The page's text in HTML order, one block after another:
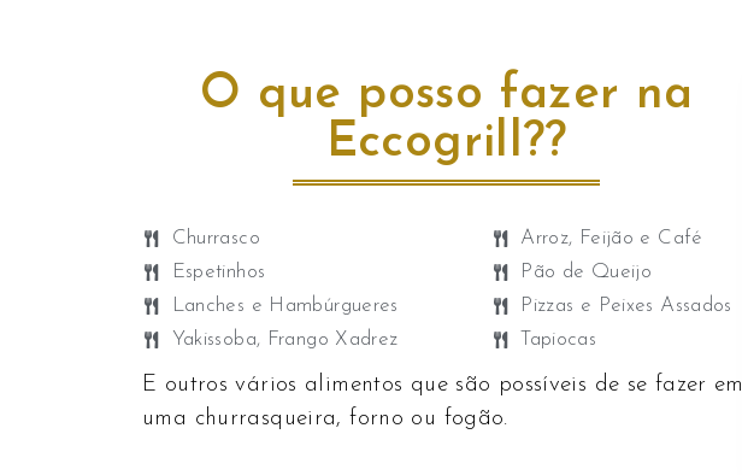
O que posso fazer na
Eccogrill??
Churrasco
Espetinhos
Lanches e Hambúrgueres
Yakissoba, Frango Xadrez ​
Arroz, Feijão e Café
Pão de Queijo
Pizzas e Peixes Assados
Tapiocas
E outros vários alimentos que são possíveis de se fazer em
uma churrasqueira, forno ou fogão.